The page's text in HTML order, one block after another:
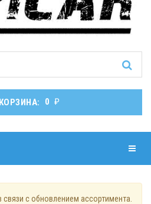
КОРЗИНА: 0 ₽
связи с обновлением ассортимента.